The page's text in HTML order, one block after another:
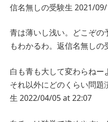
信名無しの受験生 2021/
青は薄いし浅い。どこぞ
もわかるわ。 返信名無しの
白も青も大して変わらねー
それ以外にどのくらい問題
生 2022/04/05 at 22:07